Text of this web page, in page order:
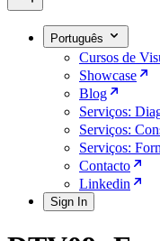
Português
Cursos de
Showcase
Blog
Serviços:
Serviços:
Serviços:
Contacto
Linkedin
Sign In